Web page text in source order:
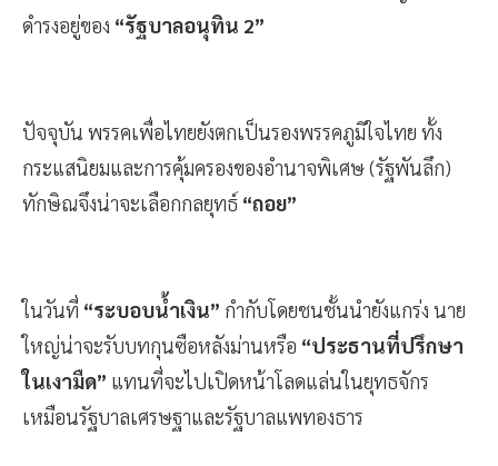
ดำรงอยู่ของ “รัฐบาลอนุทิน 2”
ปัจจุบัน พรรคเพื่อไทยยังตกเป็นรองพรรคภูมิใจไทย ทั้ง
กระแสนิยมและการคุ้มครองของอำนาจพิเศษ (รัฐพันลึก)
ทักษิณจึงน่าจะเลือกกลยุทธ์ “ถอย”
ในวันที่ “ระบอบน้ำเงิน” กำกับโดยชนชั้นนำยังแกร่ง นาย
ใหญ่น่าจะรับบทกุนซือหลังม่านหรือ “ประธานที่ปรึกษา
ในเงามืด” แทนที่จะไปเปิดหน้าโลดแล่นในยุทธจักร
เหมือนรัฐบาลเศรษฐาและรัฐบาลแพทองธาร